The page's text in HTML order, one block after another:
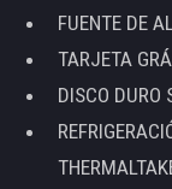
FUENTE DE
TARJETA
DISCO DURO